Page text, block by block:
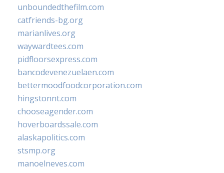
unboundedthefilm.com
catfriends-bg.org
marianlives.org
waywardtees.com
pidfloorsexpress.com
bancodevenezuelaen.com
bettermoodfoodcorporation.com
hingstonnt.com
chooseagender.com
hoverboardssale.com
alaskapolitics.com
stsmp.org
manoelneves.com